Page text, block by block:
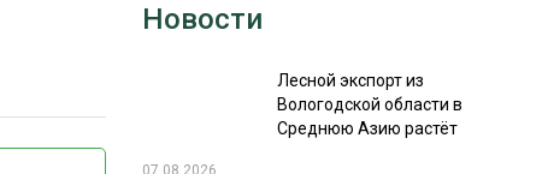
WOODEX-2021
СУШКА ДРЕВЕСИНЫ
Новости
Лесной экспорт из
Вологодской области в
Среднюю Азию растёт
07.08.2026